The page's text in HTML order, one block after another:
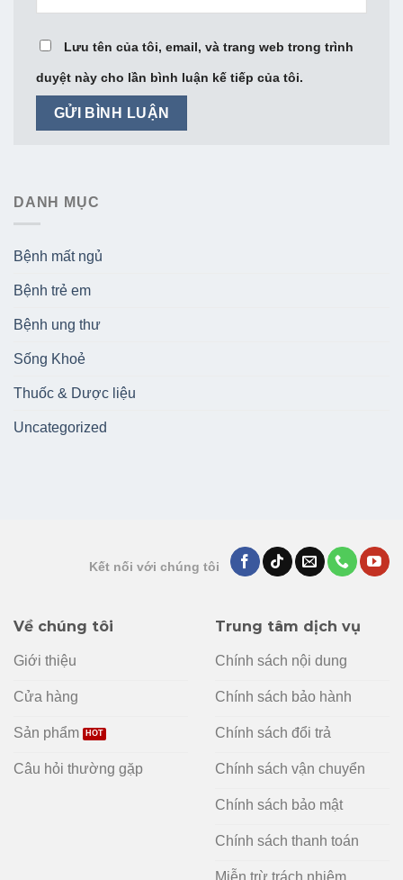
Lưu tên của tôi, email, và trang web trong trình
duyệt này cho lần bình luận kế tiếp của tôi.
DANH MỤC
Bệnh mất ngủ
Bệnh trẻ em
Bệnh ung thư
Sống Khoẻ
Thuốc & Dược liệu
Uncategorized
Kết nối với chúng tôi
Về chúng tôi
Giới thiệu
Cửa hàng
Sản phẩm
Câu hỏi thường gặp
Trung tâm dịch vụ
Chính sách nội dung
Chính sách bảo hành
Chính sách đổi trả
Chính sách vận chuyển
Chính sách bảo mật
Chính sách thanh toán
Miễn trừ trách nhiệm